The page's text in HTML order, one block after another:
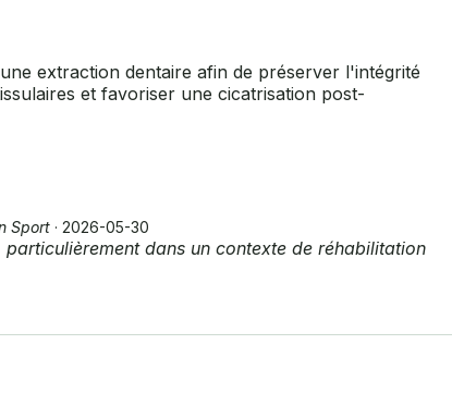
extraction dentaire afin de préserver l'intégrité
et favoriser une cicatrisation post-
Sport · 2026-05-30
dans un contexte de réhabilitation